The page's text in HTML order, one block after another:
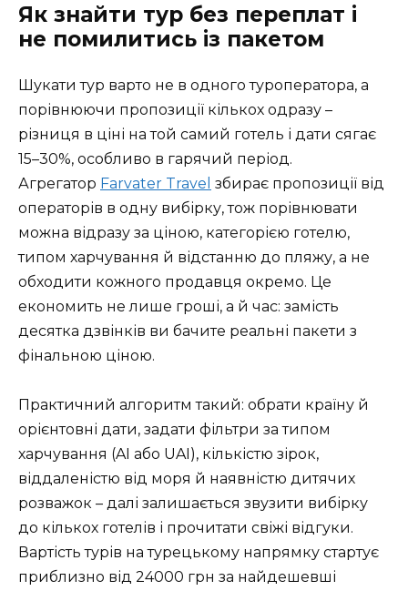
Як знайти тур без переплат і
не помилитись із пакетом
Шукати тур варто не в одного туроператора, а
порівнюючи пропозиції кількох одразу –
різниця в ціні на той самий готель і дати сягає
15–30%, особливо в гарячий період.
Агрегатор Farvater Travel збирає пропозиції від
операторів в одну вибірку, тож порівнювати
можна відразу за ціною, категорією готелю,
типом харчування й відстанню до пляжу, а не
обходити кожного продавця окремо. Це
економить не лише гроші, а й час: замість
десятка дзвінків ви бачите реальні пакети з
фінальною ціною.
Практичний алгоритм такий: обрати країну й
орієнтовні дати, задати фільтри за типом
харчування (AI або UAI), кількістю зірок,
віддаленістю від моря й наявністю дитячих
розважок – далі залишається звузити вибірку
до кількох готелів і прочитати свіжі відгуки.
Вартість турів на турецькому напрямку стартує
приблизно від 24000 грн за найдешевші